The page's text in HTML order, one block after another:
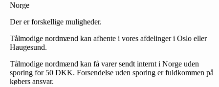
Norge
Der er forskellige muligheder.
Tålmodige nordmænd kan afhente i vores afdelinger i Oslo eller
Haugesund.
Tålmodige nordmænd kan få varer sendt internt i Norge uden
sporing for 50 DKK. Forsendelse uden sporing er fuldkommen på
købers ansvar.